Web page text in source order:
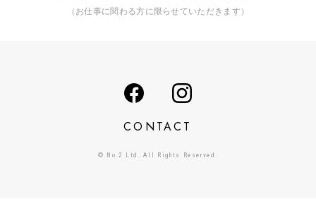
（お仕事に関わる方に限らせていただきます）
CONTACT
© No.2 Ltd. All Rights Reserved.